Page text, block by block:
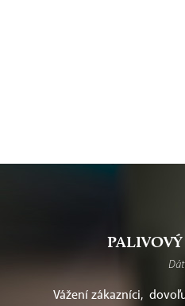
Vážení zákazníci,